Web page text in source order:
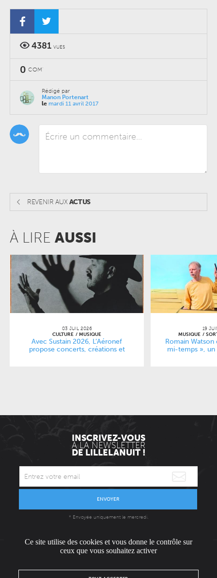
4381 VUES
0 COM'
Rédigé par
Manon Portenart
le mardi 11 avril 2017
REVENIR AUXACTUS
À LIRE AUSSI
03 JUIL 2026
CULTURE
MUSIQUE
Avec Sustain 2026, L’Aéronef
propose concerts, créations et
19
MUSIQUE
Romain
mi-temps », un
INSCRIVEZ-VOUS
À LA NEWSLETTER
DE LILLELANUIT !
ENVOYER
* Envoyée uniquement le mercredi.
L'ÉQUIPE
Ce site utilise des cookies et vous donne le contrôle sur
ceux que vous souhaitez activer